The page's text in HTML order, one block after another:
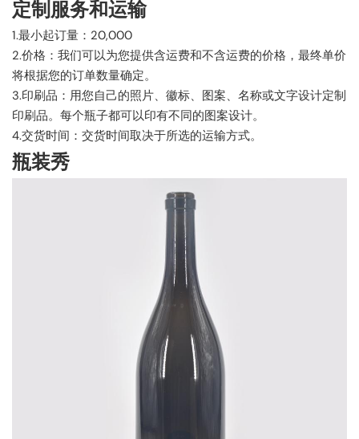
定制服务和运输
1.最小起订量：20,000
2.价格：我们可以为您提供含运费和不含运费的价格，最终单价
将根据您的订单数量确定。
3.印刷品：用您自己的照片、徽标、图案、名称或文字设计定制
印刷品。每个瓶子都可以印有不同的图案设计。
4.交货时间：交货时间取决于所选的运输方式。
瓶装秀